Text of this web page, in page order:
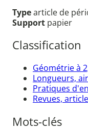
Typearticle de
Support papier
Classification
Géométrie à
Longueurs,
Pratiques
Revues,
Mots-clés